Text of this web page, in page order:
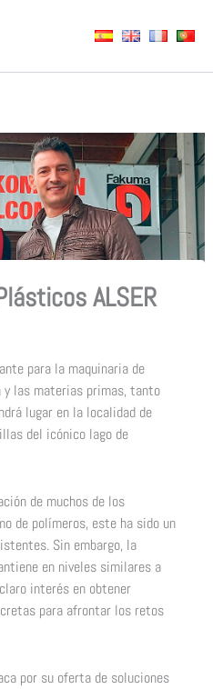
ALSER
para la maquinaria de
las materias primas, tanto
lugar en la localidad de
del icónico lago de
de muchos de los
de polímeros, este ha sido un
Sin embargo, la
en niveles similares a
interés en obtener
para afrontar los retos
por su oferta de soluciones